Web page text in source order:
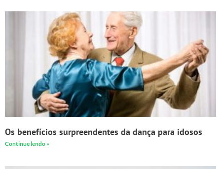
Os benefícios surpreendentes da dança para idosos
Continue lendo »